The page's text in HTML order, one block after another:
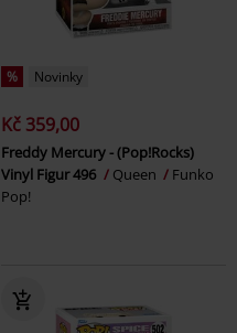
% Novinky
Kč 359,00
Freddy Mercury - (Pop!Rocks)
Vinyl Figur 496
Queen
Funko
Pop!